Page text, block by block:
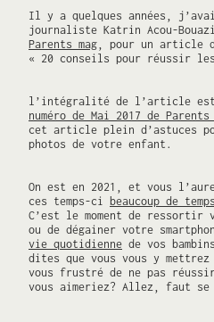
Il y a quelques années,
journaliste Katrin Acou-
Parents mag, pour un article
« 20 conseils pour réussir
l’intégralité de l’article
numéro de Mai 2017 de Parents
cet article plein d’astuces
photos de votre enfant.
On est en 2021, et vous
ces temps-ci beaucoup de
C’est le moment de ressortir
ou de dégainer votre
vie quotidienne de vos
dites que vous vous y
vous frustré de ne pas
vous aimeriez? Allez, faut se